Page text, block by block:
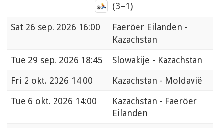
(3–1)
Sat 26 sep. 2026 16:00
Faeröer Eilanden -
Kazachstan
Tue 29 sep. 2026 18:45
Slowakije - Kazachstan
Fri 2 okt. 2026 14:00
Kazachstan - Moldavië
Tue 6 okt. 2026 14:00
Kazachstan - Faeröer
Eilanden